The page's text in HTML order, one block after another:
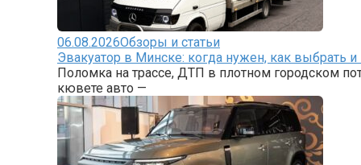
06.08.2026Обзоры и статьи
Эвакуатор в Минске: когда нужен, как выбрать и
Поломка на трассе, ДТП в плотном городском
кювете авто —